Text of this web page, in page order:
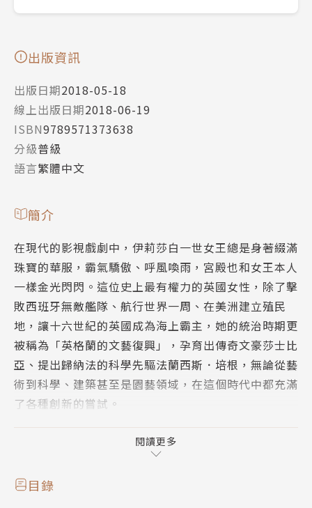
出版資訊
出版日期2018-05-18
線上出版日期2018-06-19
ISBN9789571373638
分級普級
語言繁體中文
簡介
在現代的影視戲劇中，伊莉莎白一世女王總是身著綴滿
珠寶的華服，霸氣驕傲、呼風喚雨，宮殿也和女王本人
一樣金光閃閃。這位史上最有權力的英國女性，除了擊
敗西班牙無敵艦隊、航行世界一周、在美洲建立殖民
地，讓十六世紀的英國成為海上霸主，她的統治時期更
被稱為「英格蘭的文藝復興」，孕育出傳奇文豪莎士比
亞、提出歸納法的科學先驅法蘭西斯．培根，無論從藝
術到科學、建築甚至是園藝領域，在這個時代中都充滿
了各種創新的嘗試。
但是，拿掉珠光寶氣的華服和歷史美名的玫瑰色眼鏡之
伊莉莎白其實是個超沒安全感、有時喜歡嘴砲朝臣、愛
閱讀更多
目錄